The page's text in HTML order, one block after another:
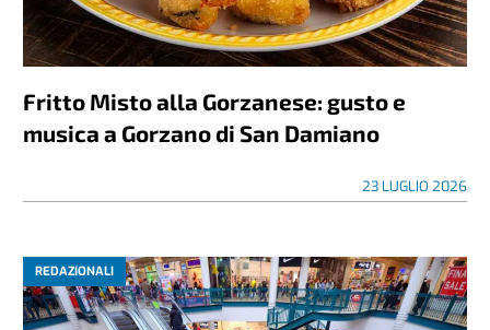
Fritto Misto alla Gorzanese: gusto e
musica a Gorzano di San Damiano
23 LUGLIO 2026
REDAZIONALI